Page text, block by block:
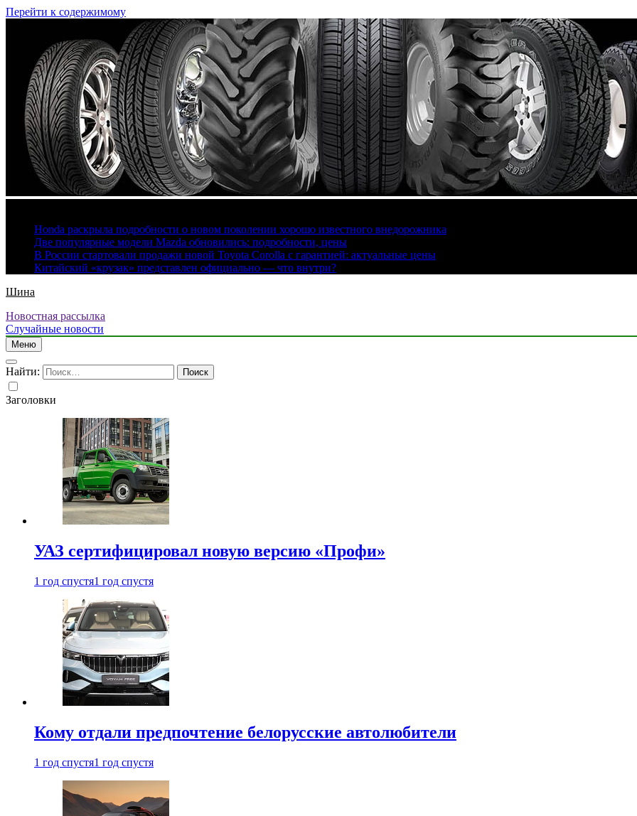
Перейти к содержимому
Honda раскрыла подробности о новом поколении хорошо известного внедорожника
Две популярные модели Mazda обновились: подробности, цены
В России стартовали продажи новой Toyota Corolla с гарантией: актуальные цены
Китайский «крузак» представлен официально — что внутри?
Шина
Новостная рассылка
Случайные новости
Меню
Найти:
Заголовки
УАЗ сертифицировал новую версию «Профи»
1 год спустя1 год спустя
Кому отдали предпочтение белорусские автолюбители
1 год спустя1 год спустя